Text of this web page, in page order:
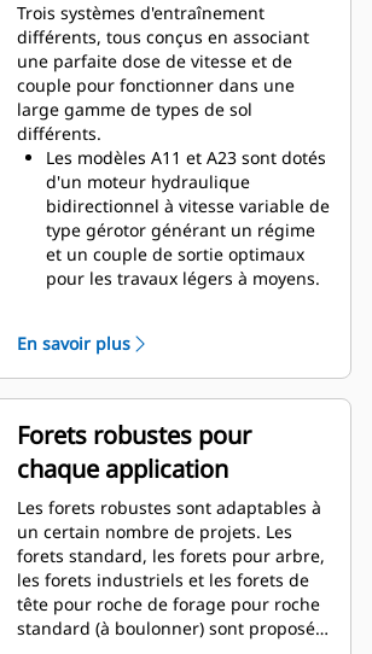
Trois systèmes d'entraînement
différents, tous conçus en associant
une parfaite dose de vitesse et de
couple pour fonctionner dans une
large gamme de types de sol
différents.
Les modèles A11 et A23 sont dotés
d'un moteur hydraulique
bidirectionnel à vitesse variable de
type gérotor générant un régime
et un couple de sortie optimaux
pour les travaux légers à moyens.
à vitesse variable de type gérotor,
avec train planétaire simple
réduction, monté sur un boîtier
d'entraînement de planétaire en
ligne pour une vitesse et un
couple de sortie de foret optimaux
pour les applications de service
modéré à difficile.
Le modèle A68 est doté d'un
motoréducteur hydraulique
bidirectionnel à vitesse variable,
avec train planétaire simple
réduction, monté sur boîtier
En savoir plus
Forets robustes pour
chaque application
Les forets robustes sont adaptables à
un certain nombre de projets. Les
forets standard, les forets pour arbre,
les forets industriels et les forets de
tête pour roche de forage pour roche
standard (à boulonner) sont proposés